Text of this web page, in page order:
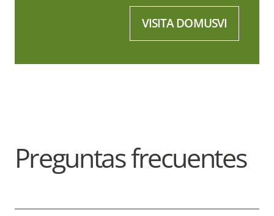
VISITA DOMUSVI
Preguntas frecuentes